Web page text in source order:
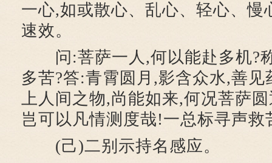
一心,如或散心、乱心、轻心、慢
速效。
问:菩萨一人,何以能赴多机?
多苦?答:青霄圆月,影含众水,善
上人间之物,尚能如来,何况菩萨
岂可以凡情测度哉!一总标寻声救
(己)二别示持名感应。